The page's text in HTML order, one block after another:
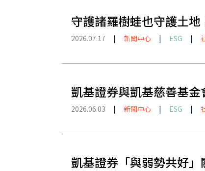
守護諸羅樹蛙也守護土
2026.07.17 | 新聞中心 | ESG |
凱基證券與凱基慈善基
2026.06.03 | 新聞中心 | ESG |
凱基證券「與弱勢共好